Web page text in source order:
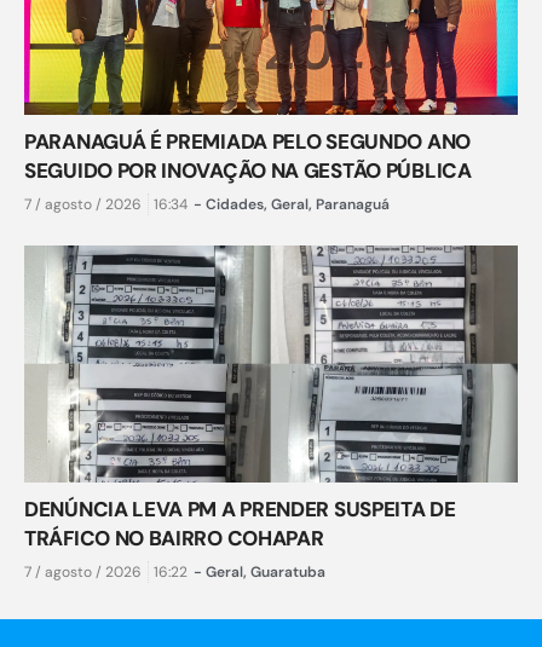
PARANAGUÁ É PREMIADA PELO SEGUNDO ANO
SEGUIDO POR INOVAÇÃO NA GESTÃO PÚBLICA
7 / agosto / 2026 16:34 - Cidades, Geral, Paranaguá
DENÚNCIA LEVA PM A PRENDER SUSPEITA DE
TRÁFICO NO BAIRRO COHAPAR
7 / agosto / 2026 16:22 - Geral, Guaratuba